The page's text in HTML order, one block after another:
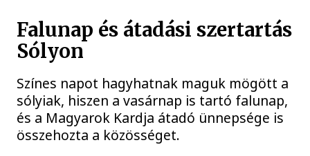
Falunap és átadási szertartás
Sólyon
Színes napot hagyhatnak maguk mögött a
sólyiak, hiszen a vasárnap is tartó falunap,
és a Magyarok Kardja átadó ünnepsége is
összehozta a közösséget.